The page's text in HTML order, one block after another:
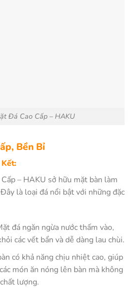
Đá Cao Cấp – HAKU
Bền Bỉ
– HAKU sở hữu mặt bàn làm
là loại đá nổi bật với những đặc
đá ngăn ngừa nước thấm vào,
các vết bẩn và dễ dàng lau chùi.
có khả năng chịu nhiệt cao, giúp
món ăn nóng lên bàn mà không
lượng.